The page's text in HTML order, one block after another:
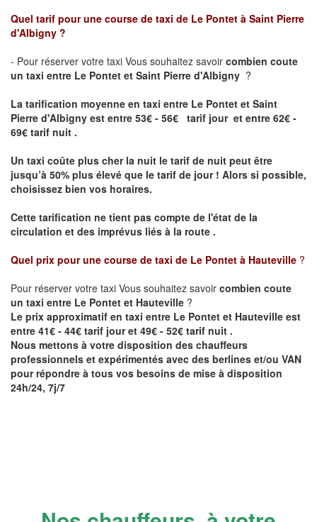
Quel tarif pour une course de taxi de Le Pontet à Saint Pierre
d'Albigny ?
- Pour réserver votre taxi Vous souhaitez savoir combien coute
un taxi entre Le Pontet et Saint Pierre d'Albigny ?
La tarification moyenne en taxi entre Le Pontet et Saint
Pierre d'Albigny est entre 53€ - 56€ tarif jour et entre 62€ -
69€ tarif nuit .
Un taxi coûte plus cher la nuit le tarif de nuit peut être
jusqu’à 50% plus élevé que le tarif de jour ! Alors si possible,
choisissez bien vos horaires.
Cette tarification ne tient pas compte de l'état de la
circulation et des imprévus liés à la route .
Quel prix pour une course de taxi de Le Pontet à Hauteville ?
Pour réserver votre taxi Vous souhaitez savoir combien coute
un taxi entre Le Pontet et Hauteville ?
Le prix approximatif en taxi entre Le Pontet et Hauteville est
entre 41€ - 44€ tarif jour et 49€ - 52€ tarif nuit .
Nous mettons à votre disposition des chauffeurs
professionnels et expérimentés avec des berlines et/ou VAN
pour répondre à tous vos besoins de mise à disposition
24h/24, 7j/7